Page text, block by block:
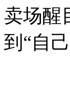
卖场醒
到“自